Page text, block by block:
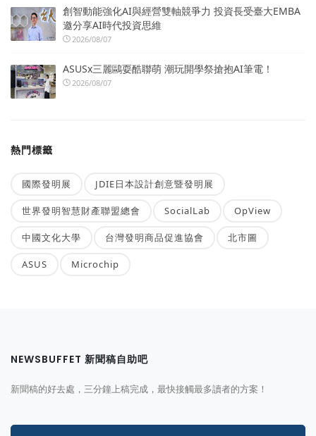
創智動能強化AI與經營雙軸競爭力 投資長受臺大EMBA
邀分享AI時代投資思維
2026/08/07
ASUSx三麗鷗耍酷聯萌 潮玩開學祭搶抱AI筆電！
2026/08/07
熱門標籤
國際發明展 JDIE日本設計創意暨發明展
世界發明智慧財產聯盟總會 SocialLab OpView
中國文化大學 台灣發明商品促進協會 北市圖
ASUS Microchip
NEWSBUFFET 新聞稿自助吧
新聞稿的好去處，三分鐘上稿完成，最快接觸最多讀者的方案！